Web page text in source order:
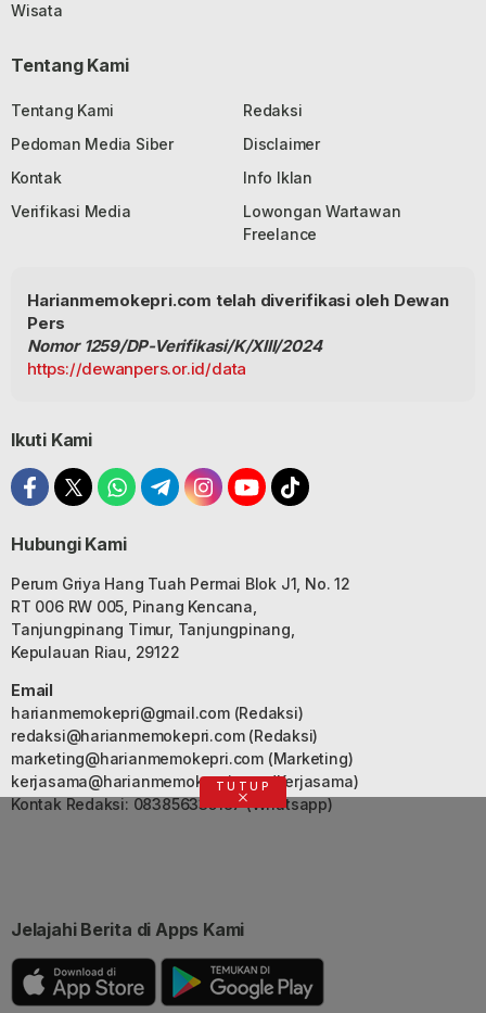
Wisata
Tentang Kami
Tentang Kami
Redaksi
Pedoman Media Siber
Disclaimer
Kontak
Info Iklan
Verifikasi Media
Lowongan Wartawan
Freelance
Harianmemokepri.com telah diverifikasi oleh Dewan
Pers
Nomor 1259/DP-Verifikasi/K/XIII/2024
https://dewanpers.or.id/data
Ikuti Kami
Hubungi Kami
Perum Griya Hang Tuah Permai Blok J1, No. 12
RT 006 RW 005, Pinang Kencana,
Tanjungpinang Timur, Tanjungpinang,
Kepulauan Riau, 29122
Email
harianmemokepri@gmail.com(Redaksi)
redaksi@harianmemokepri.com(Redaksi)
marketing@harianmemokepri.com(Marketing)
kerjasama@harianmemokepri.com(Kerjasama)
Kontak Redaksi: 083856335187 (Whatsapp)
Jelajahi Berita di Apps Kami
TUTUP